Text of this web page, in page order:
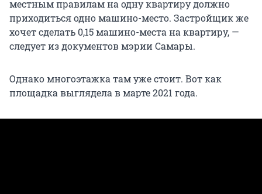
местным правилам на одну квартиру должно
приходиться одно машино-место. Застройщик же
хочет сделать 0,15 машино-места на квартиру, —
следует из документов мэрии Самары.
Однако многоэтажка там уже стоит. Вот как
площадка выглядела в марте 2021 года.